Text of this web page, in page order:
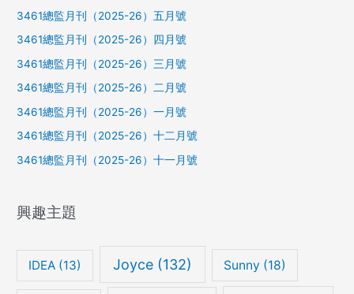
3461總監月刊（2025-26）五月號
3461總監月刊（2025-26）四月號
3461總監月刊（2025-26）三月號
3461總監月刊（2025-26）二月號
3461總監月刊（2025-26）一月號
3461總監月刊（2025-26）十二月號
3461總監月刊（2025-26）十一月號
興趣主題
IDEA(13) Joyce(132) Sunny (18)